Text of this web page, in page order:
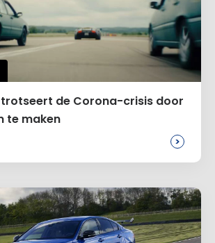
de Corona-crisis door
te maken
>